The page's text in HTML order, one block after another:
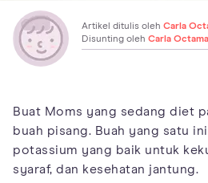
Artikel ditulis oleh Carla
Disunting oleh Carla
Buat Moms yang sedang diet
buah pisang. Buah yang satu
potassium yang baik untuk
syaraf, dan kesehatan jantung.